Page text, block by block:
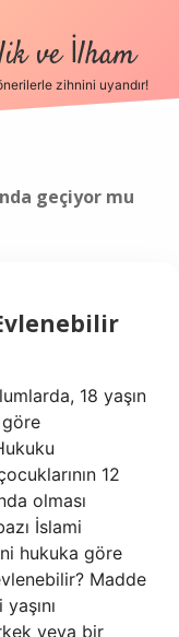
ve İlham
zihnini uyandır!
geçiyor mu
18 yaşın
göre
12
olması
İslami
hukuka göre
Madde
veya bir